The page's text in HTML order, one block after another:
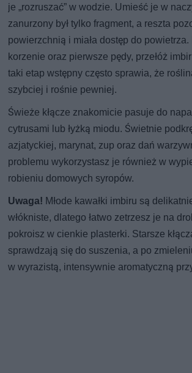
je „rozruszać” w wodzie. Umieść je w
zanurzony był tylko fragment, a reszta
powierzchnią i miała dostęp do
korzenie oraz pierwsze pędy, przełóż
taki etap wstępny często sprawia, że
szybciej i rośnie pewniej.
Świeże kłącze znakomicie pasuje do
cytrusami lub łyżką miodu. Świetnie
azjatyckiej, marynat, zup oraz dań
problemu wykorzystasz je również w
robieniu domowych syropów.
Uwaga! Młode kawałki imbiru są
włókniste, dlatego łatwo zetrzesz je na
pokroisz w cienkie plasterki. Starsze
sprawdzają się do suszenia, a po
w wyrazistą, intensywnie aromatyczną